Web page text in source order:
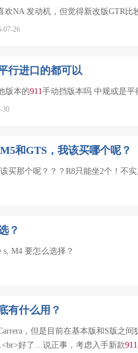
欢NA 发动机，但觉得新改版GTR
26
行进口的都可以
版本的911手动挡版本吗 中规或是平
30
和GTS，我该买哪个呢？
买那个呢？？？R8只能坐2个！不
？
s, M4 要怎么选择？
有什么用？
，但是目前在基本版和S版之
好了…说正事，考虑入手新款911